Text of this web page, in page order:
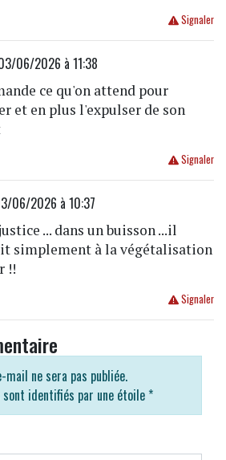
Signaler
06/2026 à 11:38
ce qu'on attend pour
et en plus l'expulser de son
Signaler
06/2026 à 10:37
... dans un buisson ...il
simplement à la végétalisation
!!
Signaler
mail ne sera pas publiée.
sont identifiés par une étoile *